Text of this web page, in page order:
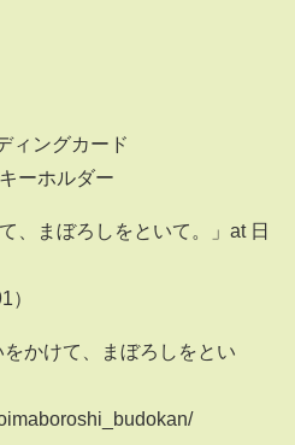
ィングカード
ーホルダー
、まぼろしをといて。」at 日
）
かけて、まぼろしをとい